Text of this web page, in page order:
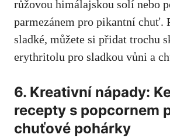
růžovou himálajskou solí nebo
parmezánem pro pikantní chuť.
sladké, můžete si přidat trochu
erythritolu pro sladkou vůni a
6. Kreativní nápady:
recepty s popcornem
chuťové pohárky